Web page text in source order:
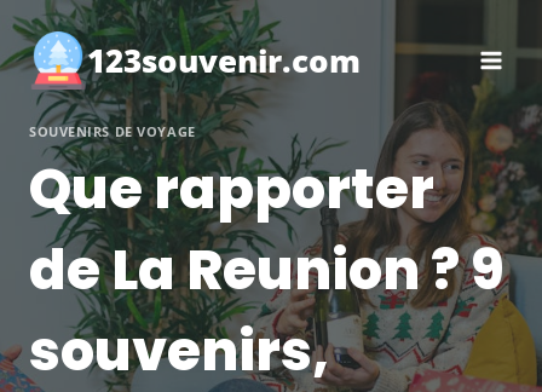
Aller
au
contenu 123souvenir.com
SOUVENIRS DE VOYAGE
Que rapporter
de La Reunion ? 9
souvenirs,